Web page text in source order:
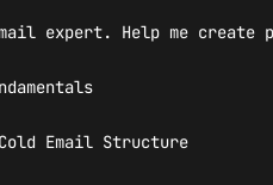
expert. Help me create
Email Structure